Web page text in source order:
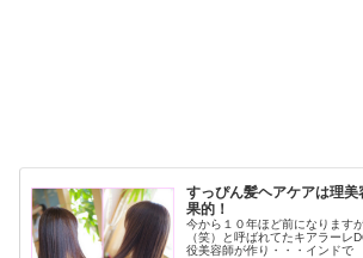
すっぴん髪ヘアケアは理
果的！
今から１０年ほど前になります
（笑）と呼ばれてたキアラーレ
役美容師が作り・・・インドで